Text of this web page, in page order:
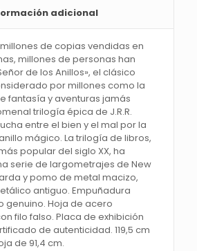
adicional
de copias vendidas en
millones de personas han
de los Anillos», el clásico
por millones como la
fantasía y aventuras jamás
trilogía épica de J.R.R.
entre el bien y el mal por la
mágico. La trilogía de libros,
popular del siglo XX, ha
serie de largometrajes de New
y pomo de metal macizo,
antiguo. Empuñadura
genuino. Hoja de acero
filo falso. Placa de exhibición
de autenticidad. 119,5 cm
de 91,4 cm.